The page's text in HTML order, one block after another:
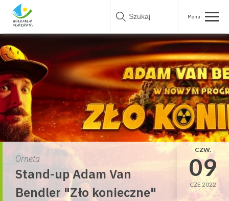
Skip
Orneta
Stand-up Adam Van
Bendler "Zło konieczne"
CZW.
09
CZE 2022